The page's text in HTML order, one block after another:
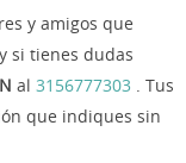
y amigos que
si tienes dudas
al 3156777303 . Tus
que indiques sin